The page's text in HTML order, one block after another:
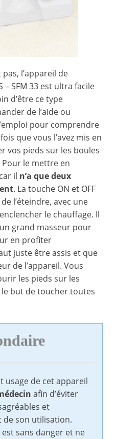
l’appareil de
– SFM 33 est ultra facile
d’être ce type
de l’aide ou
pour comprendre
que vous l’avez mis en
vos pieds sur les boules
Pour le mettre en
il n’a que deux
. La touche ON et OFF
l’éteindre, avec une
le chauffage. Il
grand masseur pour
en profiter
juste être assis et que
de l’appareil. Vous
les pieds sur les
le but de toucher toutes
usage de cet appareil
afin d’éviter
et
son utilisation.
sans danger et ne